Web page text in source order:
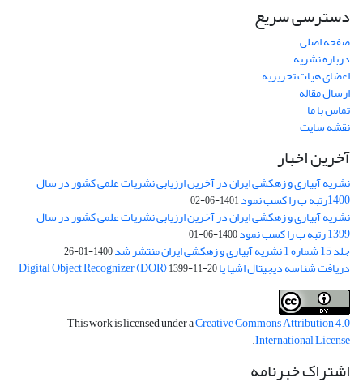
دسترسی سریع
صفحه اصلی
درباره نشریه
اعضای هیات تحریریه
ارسال مقاله
تماس با ما
نقشه سایت
آخرین اخبار
نشریه آبیاری و زهکشی ایران در آخرین ارزیابی نشریات علمی کشور در سال
1400رتبه ب را کسب نمود 1401-06-02
نشریه آبیاری و زهکشی ایران در آخرین ارزیابی نشریات علمی کشور در سال
1399 رتبه ب را کسب نمود 1400-06-01
جلد 15 شماره 1 نشریه آبیاری و زهکشی ایران منتشر شد 1400-01-26
دریافت شناسه دیجیتال اشیا یا Digital Object Recognizer (DOR)1399-11-20
This work is licensed under aCreative Commons Attribution 4.0
International License
.
اشتراک خبرنامه